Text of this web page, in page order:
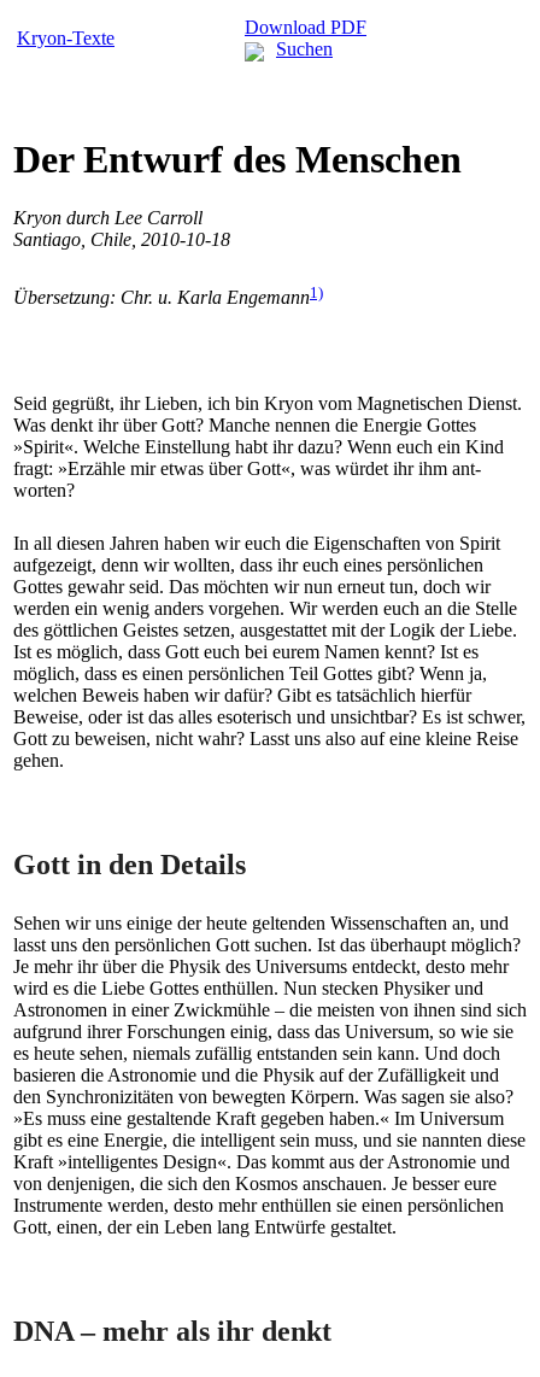
Kryon-Texte
Download PDF
Suchen
Der Entwurf des Menschen
Kryon durch Lee Carroll
Santiago, Chile, 2010-10-18
Übersetzung: Chr. u. Karla Engemann1)
Seid gegrüßt, ihr Lieben, ich bin Kryon vom Magnetischen Dienst.
Was denkt ihr über Gott? Manche nennen die Energie Gottes
»Spirit«. Welche Einstellung habt ihr dazu? Wenn euch ein Kind
fragt: »Erzähle mir etwas über Gott«, was würdet ihr ihm ant­
worten?
In all diesen Jahren haben wir euch die Eigenschaften von Spirit
aufgezeigt, denn wir wollten, dass ihr euch eines persönlichen
Gottes gewahr seid. Das möchten wir nun erneut tun, doch wir
werden ein wenig anders vorgehen. Wir werden euch an die Stelle
des göttlichen Geistes setzen, ausgestattet mit der Logik der Liebe.
Ist es möglich, dass Gott euch bei eurem Namen kennt? Ist es
möglich, dass es einen persönlichen Teil Gottes gibt? Wenn ja,
welchen Beweis haben wir dafür? Gibt es tatsächlich hierfür
Beweise, oder ist das alles esoterisch und unsichtbar? Es ist schwer,
Gott zu beweisen, nicht wahr? Lasst uns also auf eine kleine Reise
gehen.
Gott in den Details
Sehen wir uns einige der heute geltenden Wissenschaften an, und
lasst uns den persönlichen Gott suchen. Ist das überhaupt möglich?
Je mehr ihr über die Physik des Universums entdeckt, desto mehr
wird es die Liebe Gottes enthüllen. Nun stecken Physiker und
Astronomen in einer Zwickmühle – die meisten von ihnen sind sich
aufgrund ihrer Forschungen einig, dass das Universum, so wie sie
es heute sehen, niemals zufällig entstanden sein kann. Und doch
basieren die Astronomie und die Physik auf der Zufälligkeit und
den Synchronizitäten von bewegten Körpern. Was sagen sie also?
»Es muss eine gestaltende Kraft gegeben haben.« Im Universum
gibt es eine Energie, die intelligent sein muss, und sie nannten diese
Kraft »intelligentes Design«. Das kommt aus der Astronomie und
von denjenigen, die sich den Kosmos anschauen. Je besser eure
Instrumente werden, desto mehr enthüllen sie einen persönlichen
Gott, einen, der ein Leben lang Entwürfe gestaltet.
DNA – mehr als ihr denkt